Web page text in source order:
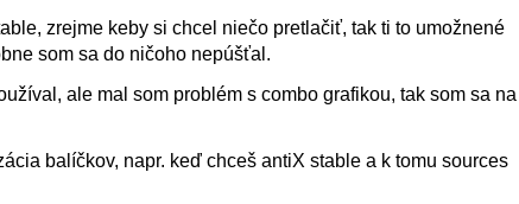
zrejme keby si chcel niečo pretlačiť, tak ti to umožnené
som sa do ničoho nepúšťal.
ale mal som problém s combo grafikou, tak som sa na
balíčkov, napr. keď chceš antiX stable a k tomu sources